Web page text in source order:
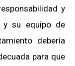
y
y su equipo de
debería
para que